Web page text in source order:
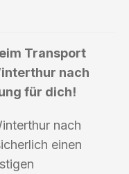
Transport
nach
für dich!
nach
einen